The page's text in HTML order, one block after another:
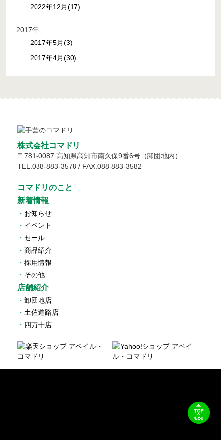
2022年12月(17)
2017年
2017年5月(3)
2017年4月(30)
株式会社コマドリ
〒 781-0087 高知県高知市南久保9番6号（卸団地内）
TEL.088-883-3578 / FAX.088-883-3582
コマドリのこと
新着情報
・ お知らせ
・ イベント
・ セール
・ 商品紹介
・ 採用情報
・ その他
店舗紹介
・ 卸団地店
・ 土佐道路店
・ 四万十店